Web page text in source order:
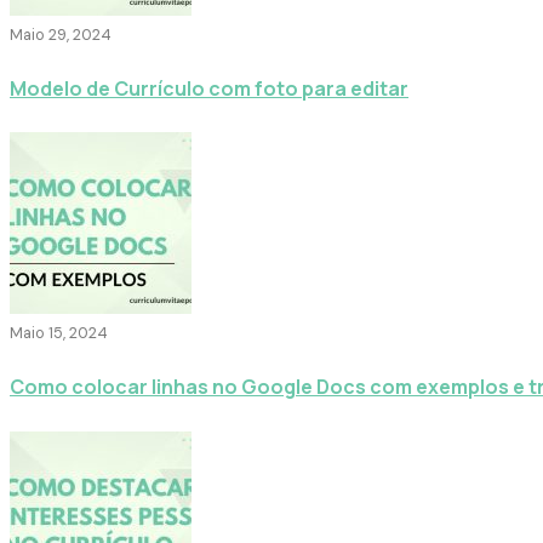
Maio 29, 2024
Modelo de Currículo com foto para editar
Maio 15, 2024
Como colocar linhas no Google Docs com exemplos e